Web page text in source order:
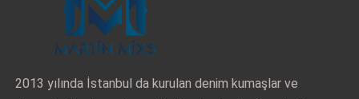
2013 yılında İstanbul da kurulan denim kumaşlar ve